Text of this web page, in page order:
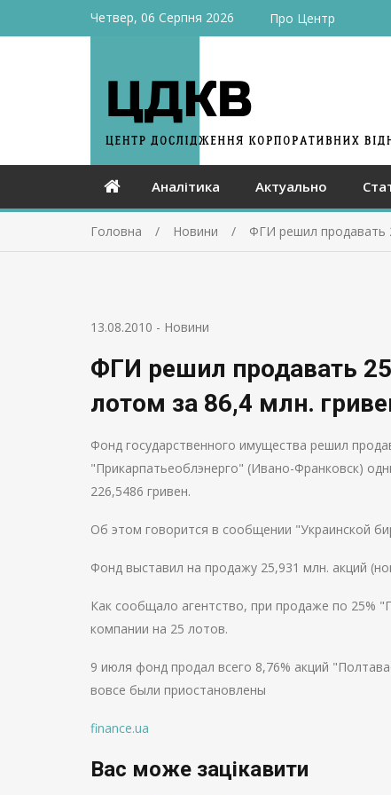
Четвер, 06 Серпня 2026 Про Центр
Аналітика Актуально
Головна Новини ФГИ решил продавать
13.08.2010 - Новини
ФГИ решил продавать
лотом за 86,4 млн.
Фонд государственного имущества решил
"Прикарпатьеоблэнерго" (Ивано-Франковск)
226,5486 гривен.
Об этом говорится в сообщении "Украинской
Фонд выставил на продажу 25,931 млн. акций
Как сообщало агентство, при продаже по 25%
компании на 25 лотов.
9 июля фонд продал всего 8,76% акций
вовсе были приостановлены
finance.ua
Вас може зацікавити